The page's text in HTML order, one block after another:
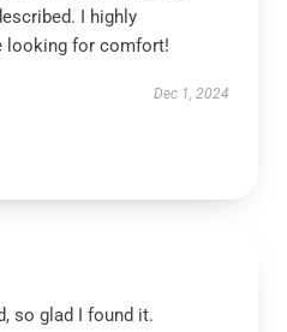
I highly
looking for comfort!
Dec 1, 2024
so glad I found it.